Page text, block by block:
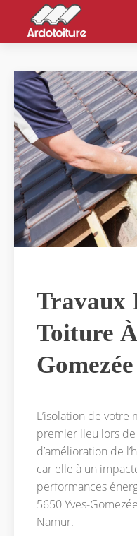
Travaux
Toiture
Gomezée
L’isolation de votre
premier lieu lors
d’amélioration de
car elle à un
performances
5650 Yves-
Namur.